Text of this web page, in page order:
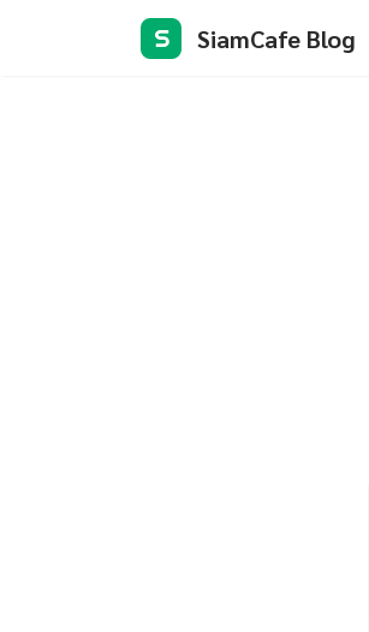
S SiamCafe Blog